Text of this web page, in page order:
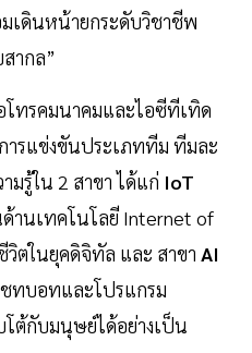
เดินหน้ายกระดับวิชาชีพ
ากล”
ทรคมนาคมและไอซีทีเทิด
ารแข่งขันประเภททีม ทีมละ
รู้ใน 2 สาขา ได้แก่ IoT
านเทคโนโลยี Internet of
ตในยุคดิจิทัล และ สาขา AI
ทบอทและโปรแกรม
ต้กับมนุษย์ได้อย่างเป็น